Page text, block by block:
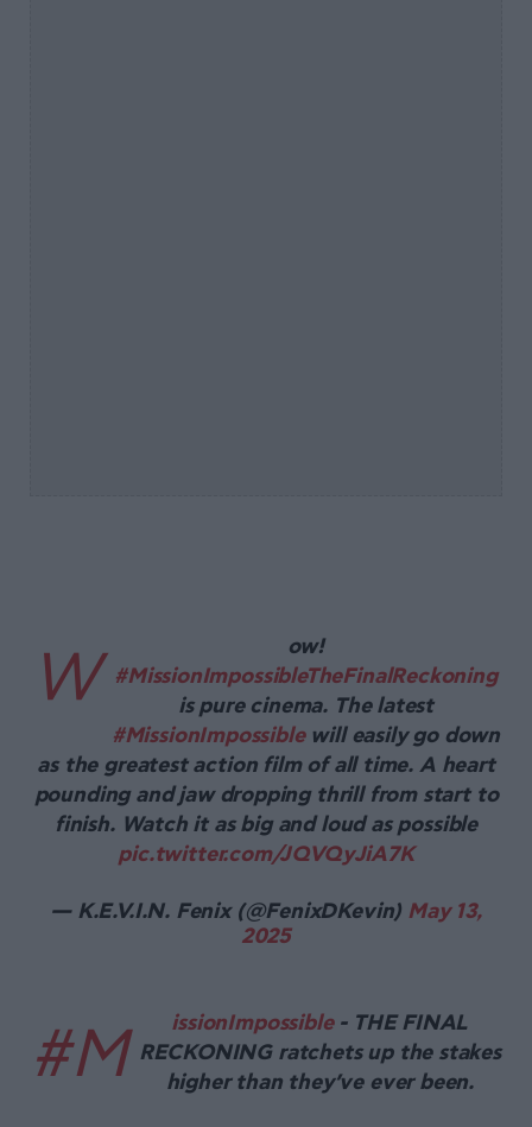
W
ow!
#MissionImpossibleTheFinalReckoning
is pure cinema. The latest
#MissionImpossiblewill easily go down
as the greatest action film of all time. A heart
pounding and jaw dropping thrill from start to
finish. Watch it as big and loud as possible
pic.twitter.com/JQVQyJiA7K
— K.E.V.I.N. Fenix (@FenixDKevin) May 13,
2025
#M issionImpossible- THE FINAL
RECKONING ratchets up the stakes
higher than they’ve ever been.